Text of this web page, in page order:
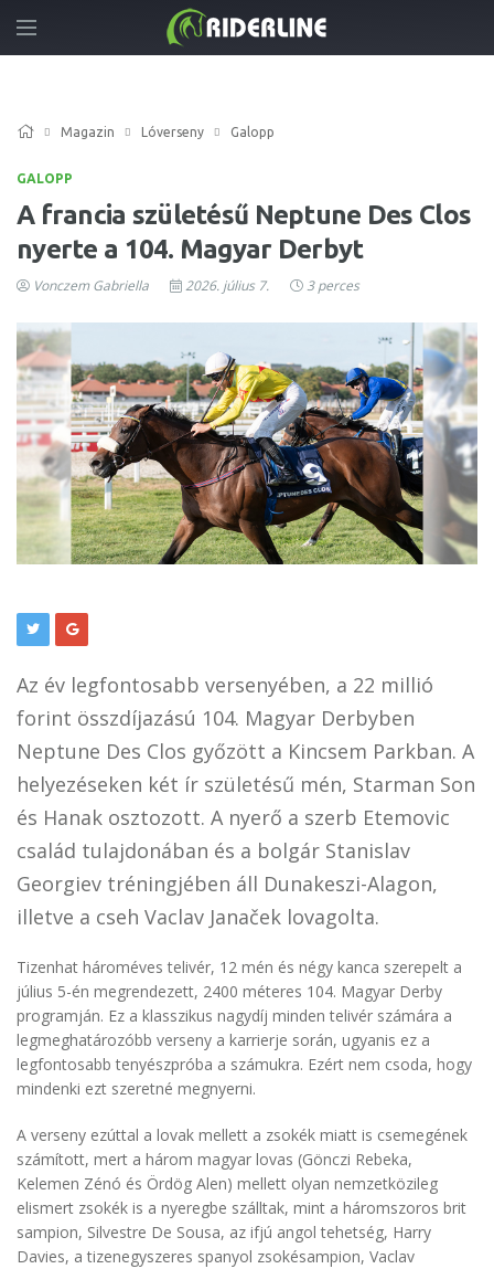
Magazin Lóverseny Galopp
GALOPP
A francia születésű Neptune Des Clos
nyerte a 104. Magyar Derbyt
Vonczem Gabriella 2026. július 7. 3 perces
Az év legfontosabb versenyében, a 22 millió
forint összdíjazású 104. Magyar Derbyben
Neptune Des Clos győzött a Kincsem Parkban. A
helyezéseken két ír születésű mén, Starman Son
és Hanak osztozott. A nyerő a szerb Etemovic
család tulajdonában és a bolgár Stanislav
Georgiev tréningjében áll Dunakeszi-Alagon,
illetve a cseh Vaclav Janaček lovagolta.
Tizenhat hároméves telivér, 12 mén és négy kanca szerepelt a
július 5-én megrendezett, 2400 méteres 104. Magyar Derby
programján. Ez a klasszikus nagydíj minden telivér számára a
legmeghatározóbb verseny a karrierje során, ugyanis ez a
legfontosabb tenyészpróba a számukra. Ezért nem csoda, hogy
mindenki ezt szeretné megnyerni.
A verseny ezúttal a lovak mellett a zsokék miatt is csemegének
számított, mert a három magyar lovas (Gönczi Rebeka,
Kelemen Zénó és Ördög Alen) mellett olyan nemzetközileg
elismert zsokék is a nyeregbe szálltak, mint a háromszoros brit
sampion, Silvestre De Sousa, az ifjú angol tehetség, Harry
Davies, a tizenegyszeres spanyol zsokésampion, Vaclav